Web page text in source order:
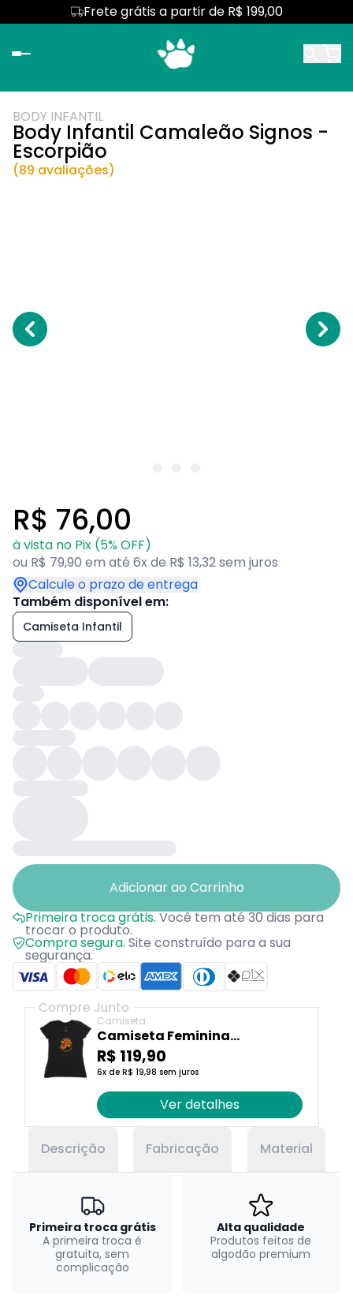
Frete grátis a partir de R$ 199,00
BODY INFANTIL
Body Infantil Camaleão Signos -
Escorpião
(89 avaliações)
R$ 76,00
à vista no Pix (5% OFF)
ou R$ 79,90 em até 6x de R$ 13,32 sem juros
Calcule o prazo de entrega
Também disponível em:
Camiseta Infantil
Adicionar ao Carrinho
Primeira troca grátis.Você tem até 30 dias para
trocar o produto.
Compra segura. Site construído para a sua
segurança.
Compre Junto
Camiseta
Camiseta Feminina
Camaleão Signos - Escorpião
R$ 119,90
6x de R$ 19,98 sem juros
Ver detalhes
Descrição Fabricação Material
Primeira troca grátis
A primeira troca é
gratuita, sem
complicação
Alta qualidade
Produtos feitos de
algodão premium